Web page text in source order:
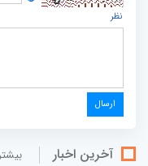
نظر
آخرین اخبار بيشتر